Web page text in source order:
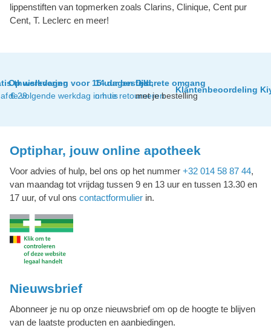
lippenstiften van topmerken zoals Clarins, Clinique, Cent pur
Cent, T. Leclerc en meer!
thuislevering
€ 29
Op werkdagen voor 15 uur besteld,
de volgende werkdag in huis
14 dagen tijd
om te retourneren
Discrete omgang
met je bestelling
Klantenbeoordeling
Optiphar, jouw online apotheek
Voor advies of hulp, bel ons op het nummer +32 014 58 87 44,
van maandag tot vrijdag tussen 9 en 13 uur en tussen 13.30 en
17 uur, of vul ons contactformulier in.
Nieuwsbrief
Abonneer je nu op onze nieuwsbrief om op de hoogte te blijven
van de laatste producten en aanbiedingen.